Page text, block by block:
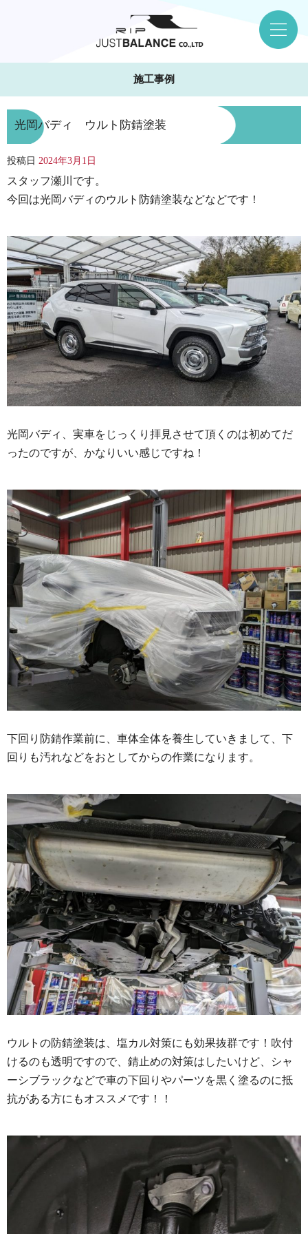
施工事例
光岡バディ ウルト防錆塗装
投稿日 2024年3月1日
スタッフ瀬川です。
今回は光岡バディのウルト防錆塗装などなどです！
光岡バディ、実車をじっくり拝見させて頂くのは初めてだ
ったのですが、かなりいい感じですね！
下回り防錆作業前に、車体全体を養生していきまして、下
回りも汚れなどをおとしてからの作業になります。
ウルトの防錆塗装は、塩カル対策にも効果抜群です！吹付
けるのも透明ですので、錆止めの対策はしたいけど、シャ
ーシブラックなどで車の下回りやパーツを黒く塗るのに抵
抗がある方にもオススメです！！